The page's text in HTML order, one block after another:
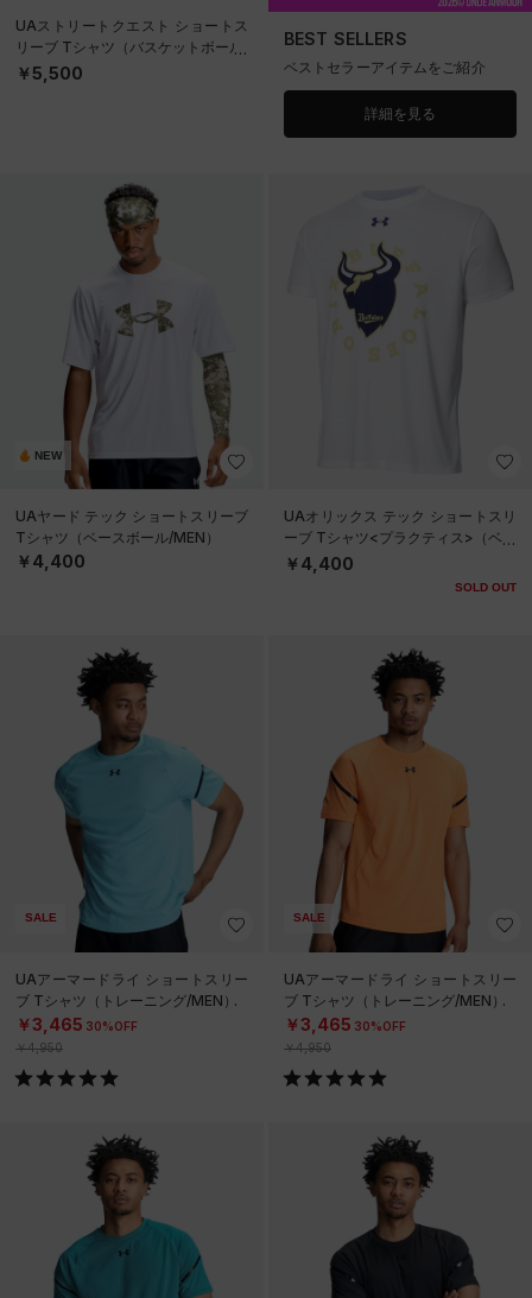
UAストリートクエスト ショートス
リーブ Tシャツ（バスケットボール/
MEN）
￥5,500
BEST SELLERS
ベストセラーアイテムをご紹介
詳細を見る
NEW
UAヤード テック ショートスリーブ
Tシャツ（ベースボール/MEN）
￥4,400
UAオリックス テック ショートスリ
ーブ Tシャツ<プラクティス>（ベー
スボール/UNISEX）
￥4,400
SOLD OUT
SALE
UAアーマードライ ショートスリー
ブ Tシャツ（トレーニング/MEN）
￥3,465 30%OFF
￥4,950
SALE
UAアーマードライ ショートスリー
ブ Tシャツ（トレーニング/MEN）
￥3,465 30%OFF
￥4,950